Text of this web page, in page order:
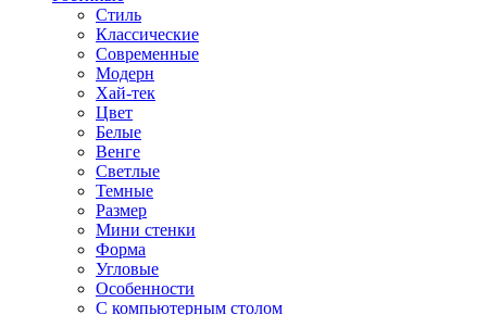
Стиль
Классические
Современные
Модерн
Хай-тек
Цвет
Белые
Венге
Светлые
Темные
Размер
Мини стенки
Форма
Угловые
Особенности
С компьютерным столом